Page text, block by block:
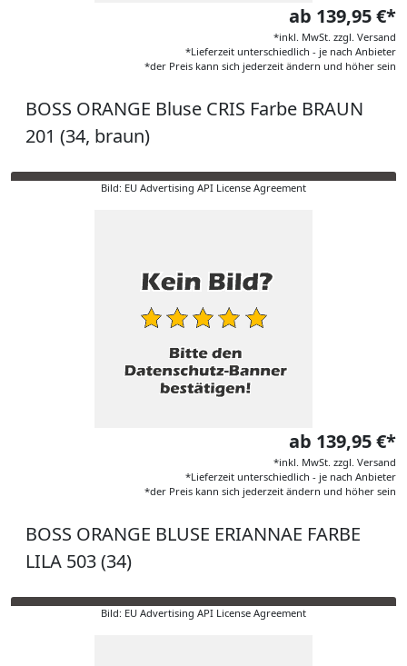
ab 139,95 €*
*inkl. MwSt. zzgl. Versand
*Lieferzeit unterschiedlich - je nach Anbieter
*der Preis kann sich jederzeit ändern und höher sein
BOSS ORANGE Bluse CRIS Farbe BRAUN
201 (34, braun)
Bild: EU Advertising API License Agreement
ab 139,95 €*
*inkl. MwSt. zzgl. Versand
*Lieferzeit unterschiedlich - je nach Anbieter
*der Preis kann sich jederzeit ändern und höher sein
BOSS ORANGE BLUSE ERIANNAE FARBE
LILA 503 (34)
Bild: EU Advertising API License Agreement